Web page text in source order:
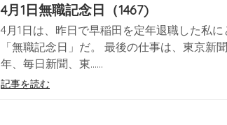
4月1日無職記念日（1467)
4月1日は、昨日で早稲田を定年退職した私
「無職記念日」だ。 最後の仕事は、東京新
年、毎日新聞、東……
記事を読む